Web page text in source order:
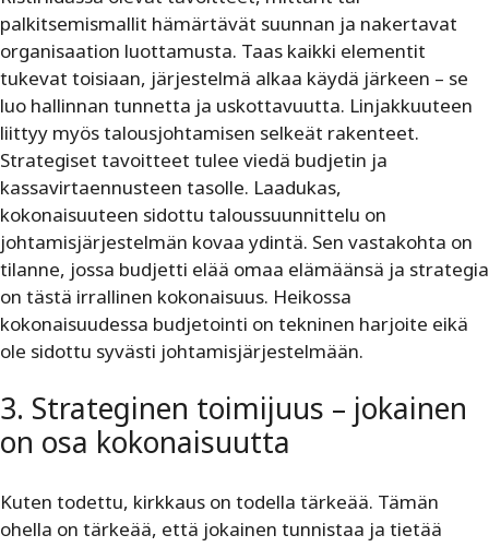
palkitsemismallit hämärtävät suunnan ja nakertavat
organisaation luottamusta. Taas kaikki elementit
tukevat toisiaan, järjestelmä alkaa käydä järkeen – se
luo hallinnan tunnetta ja uskottavuutta. Linjakkuuteen
liittyy myös talousjohtamisen selkeät rakenteet.
Strategiset tavoitteet tulee viedä budjetin ja
kassavirtaennusteen tasolle. Laadukas,
kokonaisuuteen sidottu taloussuunnittelu on
johtamisjärjestelmän kovaa ydintä. Sen vastakohta on
tilanne, jossa budjetti elää omaa elämäänsä ja strategia
on tästä irrallinen kokonaisuus. Heikossa
kokonaisuudessa budjetointi on tekninen harjoite eikä
ole sidottu syvästi johtamisjärjestelmään.
3. Strateginen toimijuus – jokainen
on osa kokonaisuutta
Kuten todettu, kirkkaus on todella tärkeää. Tämän
ohella on tärkeää, että jokainen tunnistaa ja tietää